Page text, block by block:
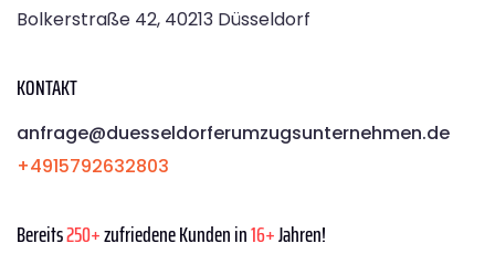
Bolkerstraße 42, 40213 Düsseldorf
KONTAKT
anfrage@duesseldorferumzugsunternehmen.de
+4915792632803
Bereits250+zufriedene Kunden in16+Jahren!